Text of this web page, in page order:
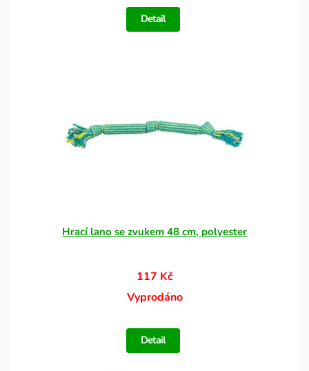
Detail
Hrací lano se zvukem 48 cm, polyester
117 Kč
Vyprodáno
Detail